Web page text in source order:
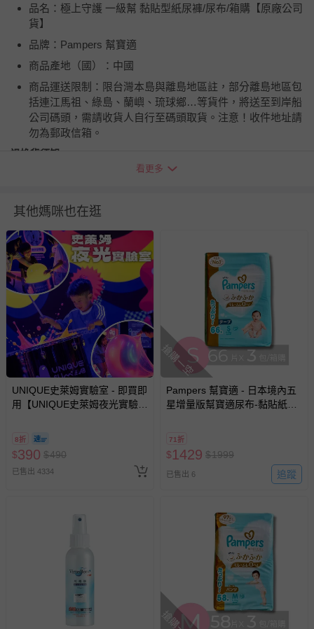
品名：極上守護 一級幫 黏貼型紙尿褲/尿布/箱購【原廠公司
貨】
品牌：Pampers 幫寶適
商品產地（國）：中國
商品運送限制：限台灣本島與離島地區註，部分離島地區包
括連江馬祖、綠島、蘭嶼、琉球鄉…等貨件，將送至到岸船
公司碼頭，需請收貨人自行至碼頭取貨。注意！收件地址請
勿為郵政信箱。
退換貨須知
您所購買的商品享有7天的鑑賞期／猶豫期權益，但此期間
包含完整包裝、配件、說明文件及贈品等。
如需退換貨，請於收到商品7天（含例假日內提出），如為
瑕疵退換貨所產生的運費，將由媽咪愛負責處理，若非瑕疵
退貨，您可至『查詢訂單』>『已出貨』中查詢該筆訂單，
並點選『我要退貨』即可進行申請。若有相關退貨問題，請
至媽咪愛 LINE@客服ID: @mamilove
我們將依序為您處理
與服務，謝謝。
針對滿件折/滿額贈…等活動，如因部份退貨，而該訂單保
留商品未達活動門檻，將以原價計算，活動贈品亦需一併退
回。
豫期範圍：
易於腐敗、保存期限較短或解約時即將逾期（例如生鮮
商品、食品等）。
新費用）。
經消費者拆封之影音商品或電腦軟體（例如 DVD、CD
非以有形媒介提供之數位內容或一經提供即為完成之線
上服務，經消費者事先同意始提供（例如線上課程、遊
戲或活動點數等）。
看更多
其他媽咪也在逛
UNIQUE史萊姆實驗室 - 即買即
用【UNIQUE史萊姆夜光實驗室
訂單編號兌換，逾期作廢) (大
人小孩均一價(3歲以上需購票))
8折
$390 $490
已售出 4334
搶購一空
Pampers 幫寶適 - 日本境內五
星增量版幫寶適尿布-黏貼紙尿
71折
$1429 $1999
已售出 6 追蹤